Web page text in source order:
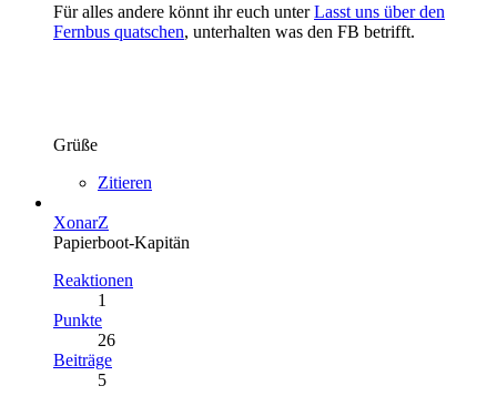
Für alles andere könnt ihr euch unterLasst uns über den
Fernbus quatschen, unterhalten was den FB betrifft.
Grüße
Zitieren
XonarZ
Papierboot-Kapitän
Reaktionen
1
Punkte
26
Beiträge
5